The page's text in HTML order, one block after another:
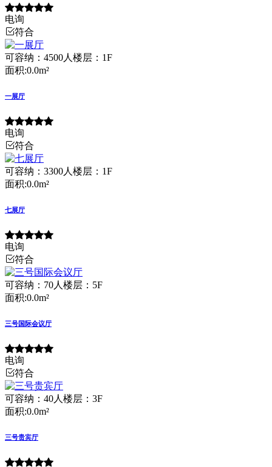
电询
符合
可容纳：4500人 楼层：1F
面积:0.0m²
一展厅
电询
符合
可容纳：3300人 楼层：1F
面积:0.0m²
七展厅
电询
符合
可容纳：70人 楼层：5F
面积:0.0m²
三号国际会议厅
电询
符合
可容纳：40人 楼层：3F
面积:0.0m²
三号贵宾厅